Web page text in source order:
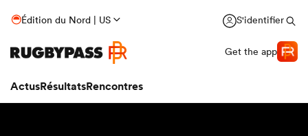
Édition du Nord | US S'identifier
Get the app
ActusRésultatsRencontres